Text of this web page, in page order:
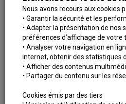
bientôt, et je suis convaincu que ce
état d’esprit : vous parler
ce que l’on ne voit pas de la ligne,
travaux, les petites histoires de la
Pour ma part, je vais sûrement
comme n’importe lequel d’entre
d’animateur cette fois. On se
de la Musique
Nous avons recours aux cookies
• Garantir la sécurité et les
• Adapter la présentation de nos
préférences d’affichage de votre
• Analyser votre navigation en
internet, obtenir des statistiques
• Afficher des contenus
• Partager du contenu sur les
Cookies émis par des tiers